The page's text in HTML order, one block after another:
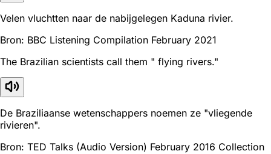
Velen vluchtten naar de nabijgelegen Kaduna rivier.
Bron: BBC Listening Compilation February 2021
The Brazilian scientists call them " flying rivers."
De Braziliaanse wetenschappers noemen ze "vliegende
rivieren".
Bron: TED Talks (Audio Version) February 2016 Collection